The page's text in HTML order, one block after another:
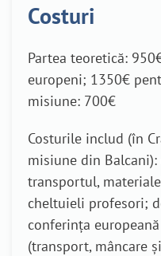
Costuri
Partea teoretică:
europeni; 1350€
misiune: 700€
Costurile includ (în
misiune din Balcani):
transportul,
cheltuieli profesori;
conferința
(transport, mâncare